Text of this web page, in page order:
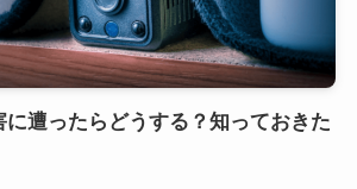
遭ったらどうする？知っておきた